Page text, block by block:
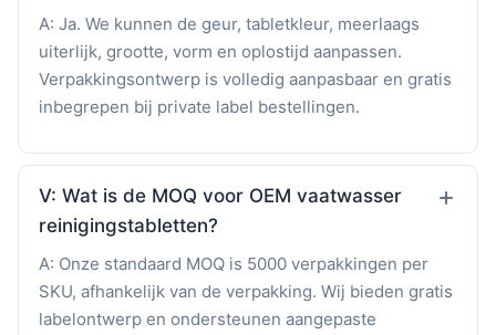
A: Ja. We kunnen de geur, tabletkleur, meerlaags
uiterlijk, grootte, vorm en oplostijd aanpassen.
Verpakkingsontwerp is volledig aanpasbaar en gratis
inbegrepen bij private label bestellingen.
V: Wat is de MOQ voor OEM vaatwasser
reinigingstabletten?
A: Onze standaard MOQ is 5000 verpakkingen per
SKU, afhankelijk van de verpakking. Wij bieden gratis
labelontwerp en ondersteunen aangepaste